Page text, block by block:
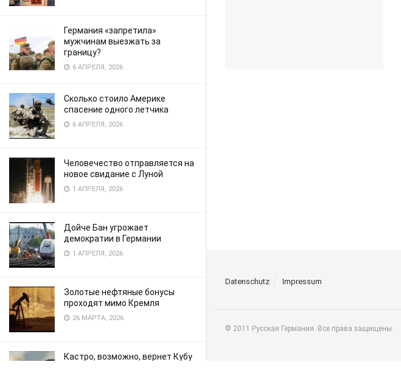
Германия «запретила»
мужчинам выезжать за
границу?
6 АПРЕЛЯ, 2026
Сколько стоило Америке
спасение одного летчика
6 АПРЕЛЯ, 2026
Человечество отправляется на
новое свидание с Луной
1 АПРЕЛЯ, 2026
Дойче Бан угрожает
демократии в Германии
1 АПРЕЛЯ, 2026
Золотые нефтяные бонусы
проходят мимо Кремля
26 МАРТА, 2026
Кастро, возможно, вернет Кубу
Datenschutz Impressum
© 2011 Русская Германия. Все права защищены.